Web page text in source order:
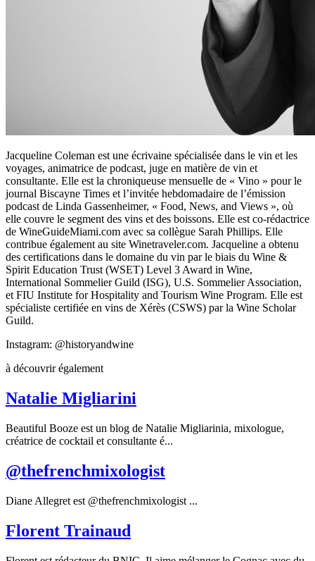
Jacqueline Coleman est une écrivaine spécialisée dans le vin et les
voyages, animatrice de podcast, juge en matière de vin et
consultante. Elle est la chroniqueuse mensuelle de « Vino » pour le
journal Biscayne Times et l’invitée hebdomadaire de l’émission
podcast de Linda Gassenheimer, « Food, News, and Views », où
elle couvre le segment des vins et des boissons. Elle est co-rédactrice
de WineGuideMiami.com avec sa collègue Sarah Phillips. Elle
contribue également au site Winetraveler.com. Jacqueline a obtenu
des certifications dans le domaine du vin par le biais du Wine &
Spirit Education Trust (WSET) Level 3 Award in Wine,
International Sommelier Guild (ISG), U.S. Sommelier Association,
et FIU Institute for Hospitality and Tourism Wine Program. Elle est
spécialiste certifiée en vins de Xérès (CSWS) par la Wine Scholar
Guild.
Instagram: @historyandwine
à découvrir également
Natalie Migliarini
Beautiful Booze est un blog de Natalie Migliarinia, mixologue,
créatrice de cocktail et consultante é...
@thefrenchmixologist
Diane Allegret est @thefrenchmixologist ...
Florent Trainaud